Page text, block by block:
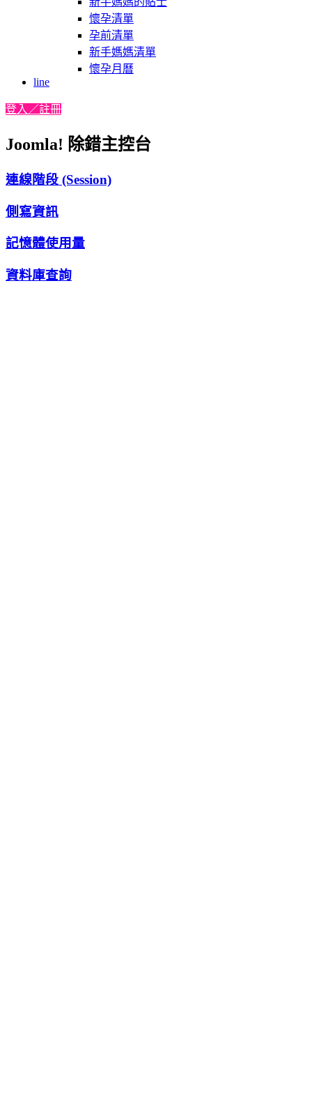
懷孕清單
孕前清單
新手媽媽清單
懷孕月曆
line
登入／註冊
Joomla! 除錯主控台
連線階段 (Session)
側寫資訊
記憶體使用量
資料庫查詢